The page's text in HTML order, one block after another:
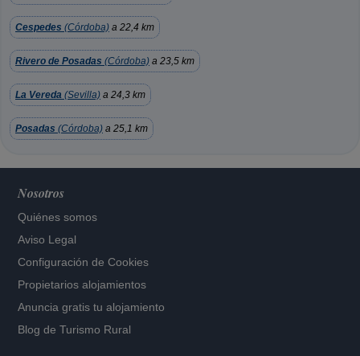
Cespedes (Córdoba) a 22,4 km
Rivero de Posadas (Córdoba) a 23,5 km
La Vereda (Sevilla) a 24,3 km
Posadas (Córdoba) a 25,1 km
Nosotros
Quiénes somos
Aviso Legal
Configuración de Cookies
Propietarios alojamientos
Anuncia gratis tu alojamiento
Blog de Turismo Rural